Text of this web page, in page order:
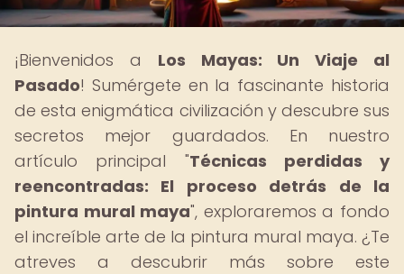
¡Bienvenidos a Los Mayas: Un Viaje al
Pasado! Sumérgete en la fascinante historia
de esta enigmática civilización y descubre sus
secretos mejor guardados. En nuestro
artículo principal "Técnicas perdidas y
reencontradas: El proceso detrás de la
pintura mural maya", exploraremos a fondo
el increíble arte de la pintura mural maya. ¿Te
atreves a descubrir más sobre este